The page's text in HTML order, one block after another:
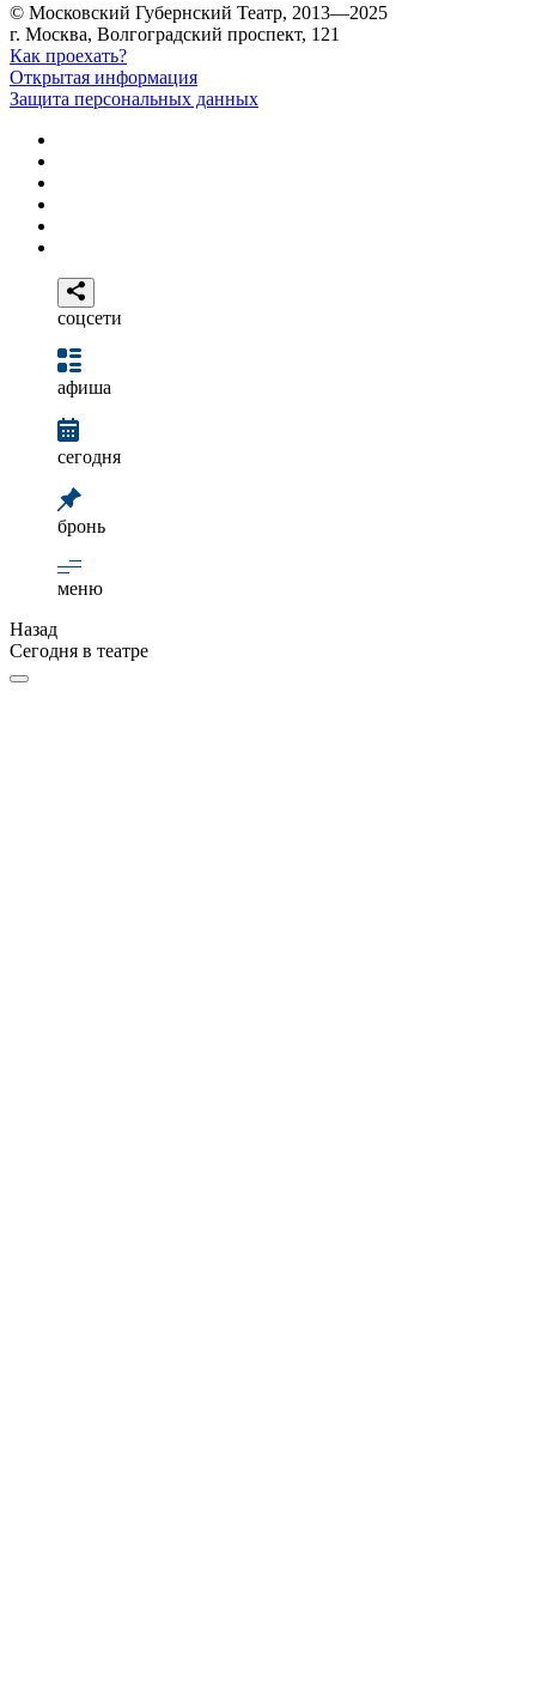
© Московский Губернский Театр, 2013—2025
г. Москва, Волгоградский проспект, 121
Как проехать?
Открытая информация
Защита персональных данных
соцсети
афиша
сегодня
бронь
меню
Назад
Сегодня в театре